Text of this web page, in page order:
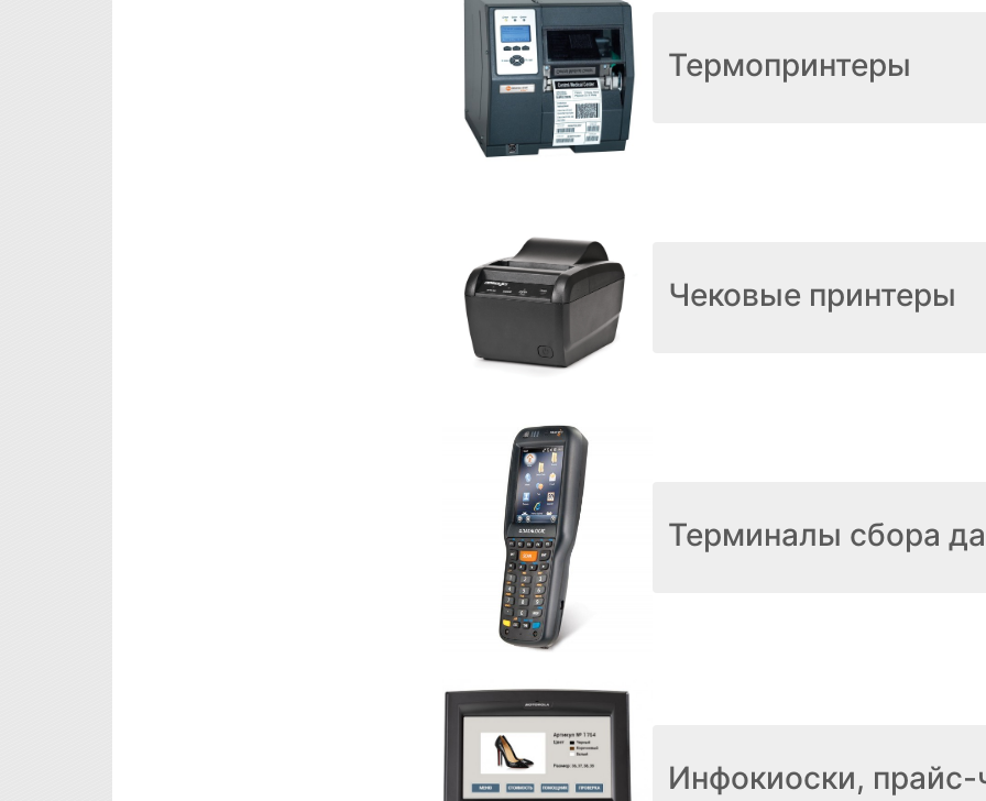
Термопринтеры
Чековые принтеры
Терминалы сбора
Инфокиоски,